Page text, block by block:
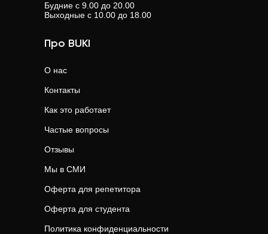
Будние с 9.00 до 20.00
Выходные с 10.00 до 18.00
Про BUKI
О нас
Контакты
Как это работает
Частые вопросы
Отзывы
Мы в СМИ
Оферта для репетитора
Оферта для студента
Политика конфиденциальности